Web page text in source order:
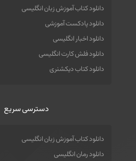
دانلود کتاب آموزش زبان انگلیسی
دانلود پادکست آموزشی
دانلود اخبار انگلیسی
دانلود فلش کارت انگلیسی
دانلود کتاب دیکشنری
دسترسی سریع
دانلود کتاب آموزش زبان انگلیسی
دانلود رمان انگلیسی